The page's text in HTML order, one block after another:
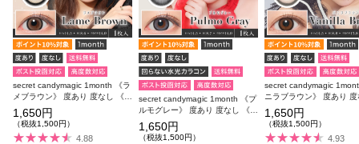
secret candymagic 1month 《ラ
メブラウン》 度あり 度なし 《両
目分(2枚)》
1,650円
（税抜1,500円）
4.88
secret candymagic 1month 《プ
ルモグレー》 度あり 度なし 《両
目分(2枚)》
1,650円
（税抜1,500円）
secret candymagic
ニラブラウン》 度あり 度
《両目分(2枚)》
1,650円
（税抜1,500円）
4.93